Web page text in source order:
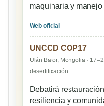
maquinaria y manejo
Web oficial
UNCCD COP17
Ulán Bator, Mongolia ·
desertificación
Debatirá
resiliencia y